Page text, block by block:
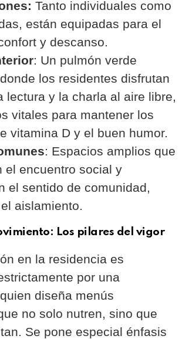
Tanto individuales como
están equipadas para el
y descanso.
: Un pulmón verde
los residentes disfrutan
lectura y la charla al aire libre,
vitales para mantener los
vitamina D y el buen humor.
: Espacios amplios que
el encuentro social y
el sentido de comunidad,
aislamiento.
Los pilares del vigor
en la residencia es
por una
diseña menús
no solo nutren, sino que
Se pone especial énfasis